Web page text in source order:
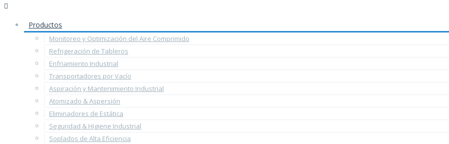
Productos
Monitoreo y Optimización del Aire Comprimido
Refrigeración de Tableros
Enfriamiento Industrial
Transportadores por Vacío
Aspiración y Mantenimiento Industrial
Atomizado & Aspersión
Eliminadores de Estática
Seguridad & Higiene Industrial
Soplados de Alta Eficiencia